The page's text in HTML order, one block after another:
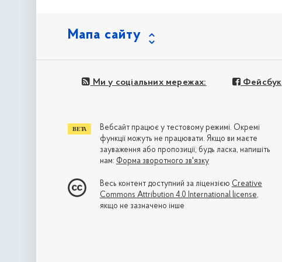
Мапа сайту
Ми у соціальних мережах: Фейсбук
Вебсайт працює у тестовому режимі. Окремі
функції можуть не працювати. Якщо ви маєте
зауваження або пропозиції, будь ласка, напишіть
нам: Форма зворотного зв'язку
Весь контент доступний за ліцензією Creative
Commons Attribution 4.0 International license,
якщо не зазначено інше